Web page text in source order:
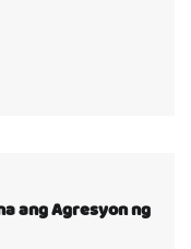
ang Agresyon ng